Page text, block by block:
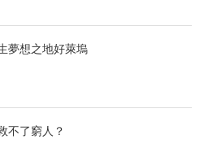
夢想之地好萊塢
不了窮人？